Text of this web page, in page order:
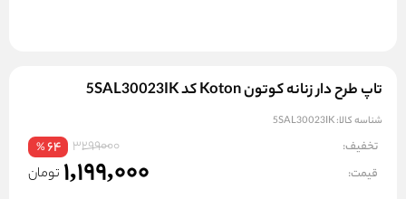
تاپ طرح دار زنانه کوتون Koton کد 5SAL30023IK
شناسه کالا:5SAL30023IK
تخفیف: 3299000
64
%
قیمت: 1,199,000 تومان